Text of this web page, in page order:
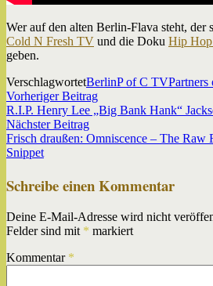
Wer auf den alten Berlin-Flava steht, der
Cold N Fresh TV und die Doku Hip Hop
geben.
VerschlagwortetBerlinP of C TV
Vorheriger BeitragVorheriger
Beitrag:
R.I.P. Henry Lee „Big Bank Hank“
Nächster BeitragNächster
Beitrag:
Frisch draußen: Omniscence ‎– The Raw
Snippet
Schreibe einen Kommentar
Deine E-Mail-Adresse wird nicht
Felder sind mit * markiert
Kommentar *